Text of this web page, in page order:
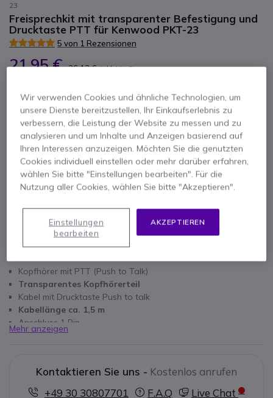
23
Freisprechkit mit transparenter Befestigung und
Drucktaste PTT für Kenwood PKT-23
5 von 1 Rezensionen
21,95 € 26,12 € Inkl. MwSt.
IN DEN WARENKORB
ANGEBOT IN 4 STUNDEN
1 Produkteauf Lager Lieferung:24/48 Std.
Kopfhörer mit PTT (Push to Talk)
Transparentes Kopfhörerteil
Kabel mit Drucktaste Push to talk
Kabellänge ca. 1,5 m
Anschluss 1 Pin
Kompatibel mit Kenwood PKT-23
Mehr anzeigen
Kontaktieren Sie uns - Kostenlos anrufen
+49 30 30807701
F.A.Q Live Chat
Wir verwenden Cookies und ähnliche Technologien, um
unsere Dienste bereitzustellen, Ihr Einkaufserlebnis zu
verbessern, die Leistung der Website zu messen und zu
analysieren und um Inhalte und Anzeigen basierend auf
Ihren Interessen anzuzeigen. Möchten Sie die genutzten
Cookies individuell einstellen oder mehr darüber erfahren,
wählen Sie bitte "Einstellungen bearbeiten". Für die
Nutzung aller Cookies, wählen Sie bitte "Akzeptieren".
AKZEPTIEREN
Einstellungen
bearbeiten